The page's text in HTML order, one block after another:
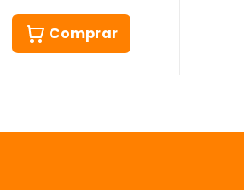
Comprar